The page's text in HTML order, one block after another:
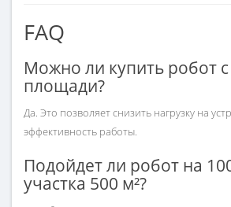
FAQ
Можно ли купить робот
площади?
Да. Это позволяет снизить нагрузку на
эффективность работы.
Подойдет ли робот на
участка 500 м²?